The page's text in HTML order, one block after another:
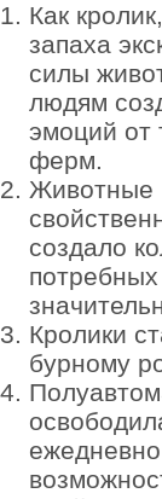
Как
запаха
силы
людям
эмоций от
ферм.
Животные
создало
Кролики
бурному